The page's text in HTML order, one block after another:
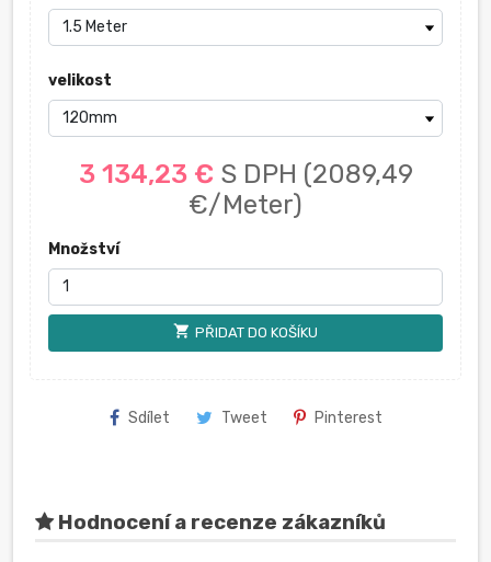
velikost
3 134,23 € S DPH (2089,49
€/Meter)
Množství
shopping_cart PŘIDAT DO KOŠÍKU
Sdílet Tweet Pinterest
Hodnocení a recenze zákazníků